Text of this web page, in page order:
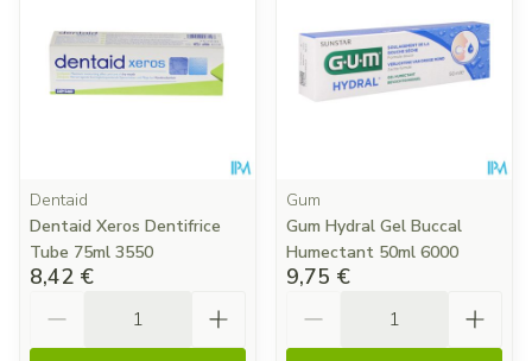
Dentaid
Dentaid Xeros Dentifrice
Tube 75ml 3550
8,42 €
Gum
Gum Hydral Gel Buccal
Humectant 50ml 6000
9,75 €